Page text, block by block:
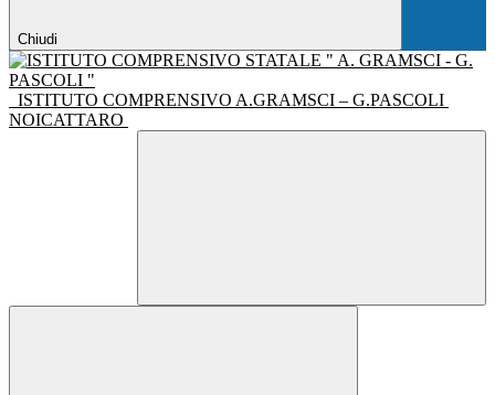
Chiudi
ISTITUTO COMPRENSIVO A.GRAMSCI – G.PASCOLI
NOICATTARO